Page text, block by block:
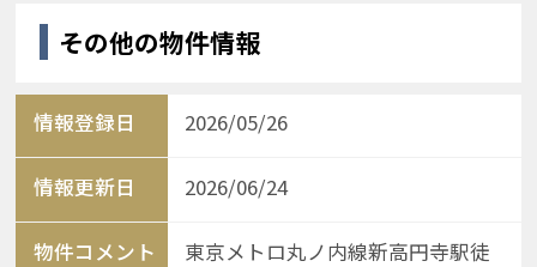
その他の物件情報
情報登録日 2026/05/26
情報更新日 2026/06/24
物件コメント
東京メトロ丸ノ内線新高円寺駅徒